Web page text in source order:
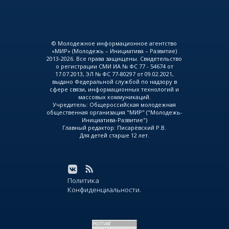
© Молодежное информационное агентство
«МИР» (Молодежь – Инициатива – Развитие)
2013-2026. Все права защищены. Свидетельство
о регистрации СМИ ИА № ФС 77 - 54674 от
17.07.2013, ЭЛ № ФС 77-80297 от 09.02.2021,
выдано Федеральной службой по надзору в
сфере связи, информационных технологий и
массовых коммуникаций.
Учредитель: Общероссийская молодежная
общественная организация "МИР" ("Молодежь-
Инициатива-Развитие")
Главный редактор: Писарёвский Р.В.
Для детей старше 12 лет.
Политика
Конфиденциальности.